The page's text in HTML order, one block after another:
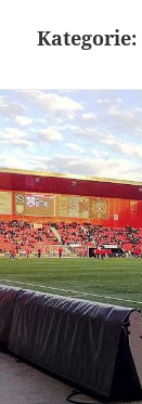
Kategorie: